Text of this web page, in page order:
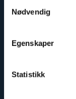
Nødvendig
Egenskaper
Statistikk